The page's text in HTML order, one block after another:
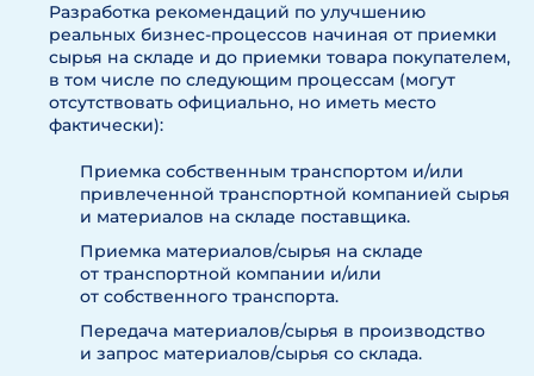
Разработка рекомендаций по улучшению
реальных бизнес-процессов начиная от приемки
сырья на складе и до приемки товара покупателем,
в том числе по следующим процессам (могут
отсутствовать официально, но иметь место
фактически):
Приемка собственным транспортом и/или
привлеченной транспортной компанией сырья
и материалов на складе поставщика.
Приемка материалов/сырья на складе
от транспортной компании и/или
от собственного транспорта.
Передача материалов/сырья в производство
и запрос материалов/сырья со склада.